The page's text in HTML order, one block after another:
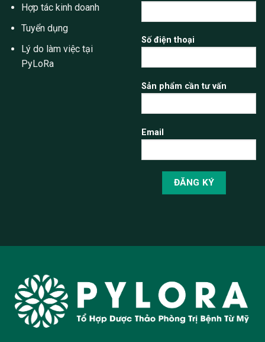
Hợp tác kinh doanh
Tuyển dụng
Lý do làm việc tại
PyLoRa
Số điện thoại
Sản phẩm cần tư vấn
Email